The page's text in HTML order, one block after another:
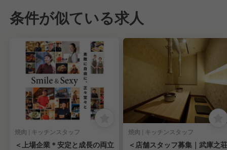
条件が似ている求人
焼肉 | キッチンスタッフ
＜上場企業＊安定と成長の両立
焼肉 | キッチンスタッフ
＜店舗スタッフ募集｜武庫之荘